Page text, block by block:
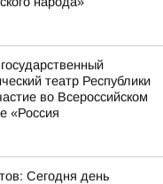
театр Республики
во Всероссийском
«Россия
Сегодня день